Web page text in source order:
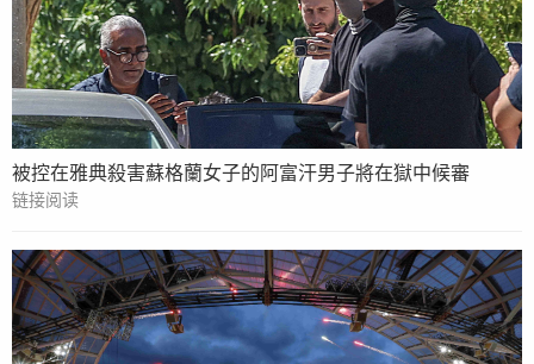
被控在雅典殺害蘇格蘭女子的阿富汗男子將在獄中候審
链接阅读